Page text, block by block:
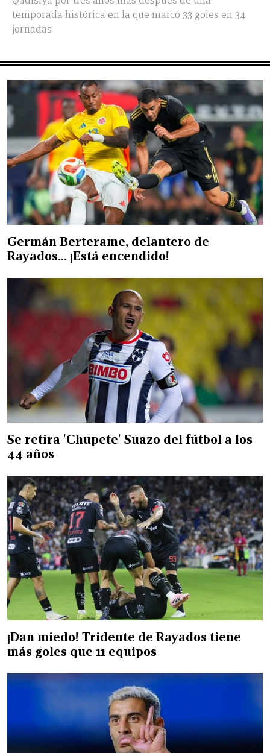
temporada histórica en la que marcó 33 goles en 34
jornadas
Germán Berterame, delantero de
Rayados… ¡Está encendido!
Se retira 'Chupete' Suazo del fútbol a los
44 años
¡Dan miedo! Tridente de Rayados tiene
más goles que 11 equipos